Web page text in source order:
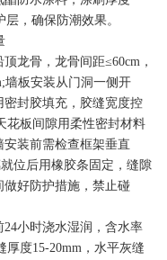
，确保防潮效果。
骨，龙骨间距≤60cm，
墙板安装从门洞一侧开
封胶填充，胶缝宽度控
花板间隙用柔性密封材料
装前需检查框架垂直
位后用橡胶条固定，缝隙
好防护措施，禁止碰
小时浇水湿润，含水率
厚度15-20mm，水平灰缝